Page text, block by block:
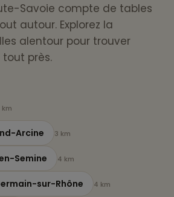
Savoie compte de tables
autour. Explorez la
alentour pour trouver
près.
km
Arcine 3 km
Semine 4 km
sur-Rhône 4 km